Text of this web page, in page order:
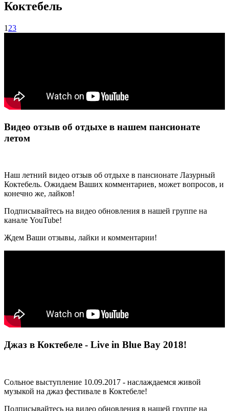
Коктебель
1 23
Видео отзыв об отдыхе в нашем пансионате
летом
Наш летний видео отзыв об отдыхе в пансионате Лазурный
Коктебель. Ожидаем Ваших комментариев, может вопросов, и
конечно же, лайков!
Подписывайтесь на видео обновления в нашей группе на
канале YouTube!
Ждем Ваши отзывы, лайки и комментарии!
Джаз в Коктебеле - Live in Blue Bay 2018!
Сольное выступление 10.09.2017 - наслаждаемся живой
музыкой на джаз фестивале в Коктебеле!
Подписывайтесь на видео обновления в нашей группе на